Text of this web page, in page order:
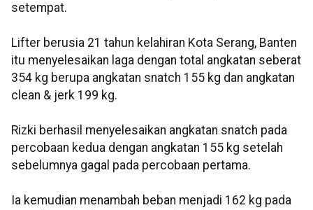
setempat.
Lifter berusia 21 tahun kelahiran Kota Serang, Banten
itu menyelesaikan laga dengan total angkatan seberat
354 kg berupa angkatan snatch 155 kg dan angkatan
clean & jerk 199 kg.
Rizki berhasil menyelesaikan angkatan snatch pada
percobaan kedua dengan angkatan 155 kg setelah
sebelumnya gagal pada percobaan pertama.
Ia kemudian menambah beban menjadi 162 kg pada